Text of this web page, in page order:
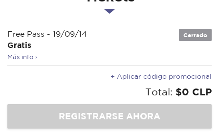
Free Pass - 19/09/14
Gratis
Más info ›
Cerrado
+ Aplicar código promocional
Total: $0 CLP